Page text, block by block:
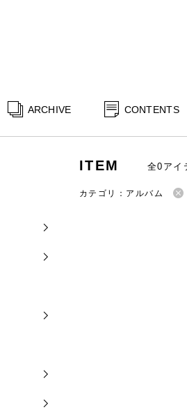
ARCHIVE CONTENTS
ITEM 全0アイ
カテゴリ：アルバム